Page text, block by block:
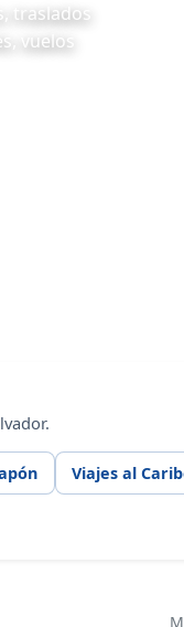
traslados
vuelos
Viajes al